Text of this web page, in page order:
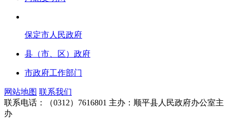
保定市人民政府
县（市、区）政府
市政府工作部门
网站地图 联系我们
联系电话：（0312）7616801 主办：顺平县人民政府办公室主
办